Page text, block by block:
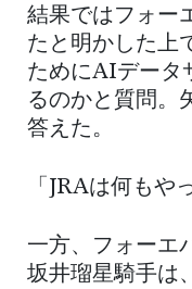
結果ではフォー
たと明かした上
ためにAIデータ
るのかと質問。
答えた。
「JRAは何もや
一方、フォーエ
坂井瑠星騎手は